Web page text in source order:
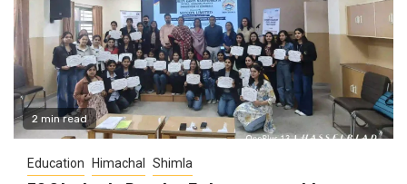
2 min read
Education Himachal Shimla